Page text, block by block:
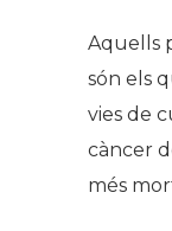
Aquells
són els
vies de
càncer
més